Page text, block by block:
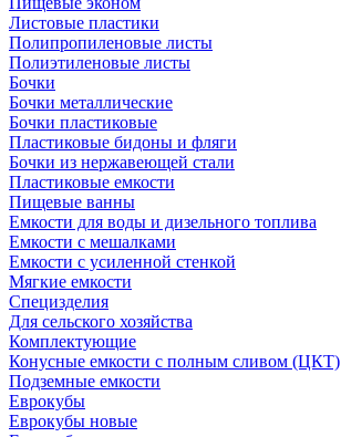
Листовые пластики
Полипропиленовые листы
Полиэтиленовые листы
Бочки
Бочки металлические
Бочки пластиковые
Пластиковые бидоны и фляги
Бочки из нержавеющей стали
Пластиковые емкости
Пищевые ванны
Емкости для воды и дизельного топлива
Емкости с мешалками
Емкости с усиленной стенкой
Мягкие емкости
Специзделия
Для сельского хозяйства
Комплектующие
Конусные емкости с полным сливом (ЦКТ)
Подземные емкости
Еврокубы
Еврокубы новые